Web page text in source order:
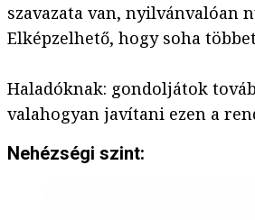
szavazata van, nyilvánvalóan
Elképzelhető, hogy soha
Haladóknak: gondoljátok
valahogyan javítani ezen a
Nehézségi szint: